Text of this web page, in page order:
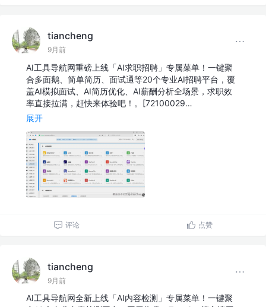
tiancheng
9月前
AI工具导航网重磅上线「AI求职招聘」专属菜单！一键聚
合多面鹅、简单简历、面试通等20个专业AI招聘平台，覆
盖AI模拟面试、AI简历优化、AI薪酬分析全场景，求职效
率直接拉满，赶快来体验吧！。[72100029…
展开
评论 点赞
tiancheng
9月前
AI工具导航网全新上线「AI内容检测」专属菜单！一键聚